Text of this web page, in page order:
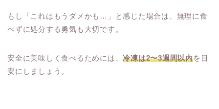
もし「これはもうダメかも…」と感じた場合は、無理に食
べずに処分する勇気も大切です。
安全に美味しく食べるためには、冷凍は2〜3週間以内を目
安にしましょう。